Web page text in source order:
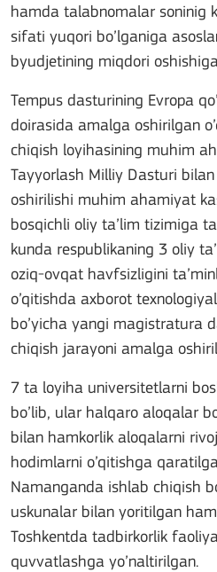
hamda talabnomalar soninig
sifati yuqori bo’lganiga
byudjetining miqdori
Tempus dasturining Evropa
doirasida amalga oshirilgan
chiqish loyihasining muhim
Tayyorlash Milliy Dasturi
oshirilishi muhim ahamiyat
bosqichli oliy ta’lim tizimiga
kunda respublikaning 3 oliy
oziq-ovqat havfsizligini
o’qitishda axborot
bo’yicha yangi magistratura
chiqish jarayoni amalga
7 ta loyiha universitetlarni
bo’lib, ular halqaro aloqalar
bilan hamkorlik aloqalarni
hodimlarni o’qitishga
Namanganda ishlab chiqish
uskunalar bilan yoritilgan
Toshkentda tadbirkorlik
quvvatlashga yo’naltirilgan.